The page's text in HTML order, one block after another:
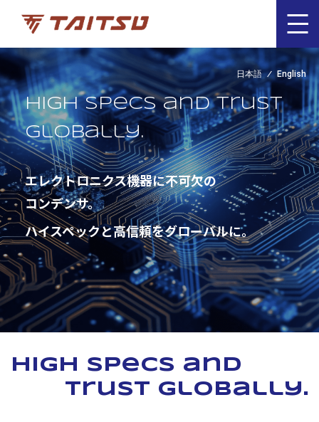
日本語 English
High specs and trust
globally.
エレクトロニクス機器に不可欠の
コンデンサ。
ハイスペックと高信頼をグローバルに。
High specs and
trust globally.